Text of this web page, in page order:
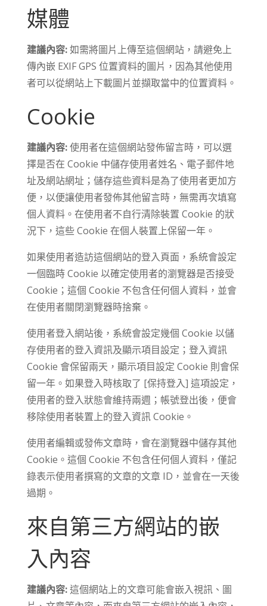
媒體
建議內容:如需將圖片上傳至這個網站，請避免上
傳內嵌 EXIF GPS 位置資料的圖片，因為其他使用
者可以從網站上下載圖片並擷取當中的位置資料。
Cookie
建議內容:使用者在這個網站發佈留言時，可以選
擇是否在 Cookie 中儲存使用者姓名、電子郵件地
址及網站網址；儲存這些資料是為了使用者更加方
便，以便讓使用者發佈其他留言時，無需再次填寫
個人資料。在使用者不自行清除裝置 Cookie 的狀
況下，這些 Cookie 在個人裝置上保留一年。
如果使用者造訪這個網站的登入頁面，系統會設定
一個臨時 Cookie 以確定使用者的瀏覽器是否接受
Cookie；這個 Cookie 不包含任何個人資料，並會
在使用者關閉瀏覽器時捨棄。
使用者登入網站後，系統會設定幾個 Cookie 以儲
存使用者的登入資訊及顯示項目設定；登入資訊
Cookie 會保留兩天，顯示項目設定 Cookie 則會保
留一年。如果登入時核取了 [保持登入] 這項設定，
使用者的登入狀態會維持兩週；帳號登出後，便會
移除使用者裝置上的登入資訊 Cookie。
使用者編輯或發佈文章時，會在瀏覽器中儲存其他
Cookie。這個 Cookie 不包含任何個人資料，僅記
錄表示使用者撰寫的文章的文章 ID，並會在一天後
過期。
來自第三方網站的嵌
入內容
建議內容:這個網站上的文章可能會嵌入視訊、圖